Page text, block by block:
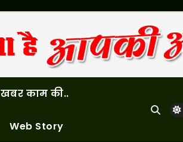
खबर काम की..
Web Story